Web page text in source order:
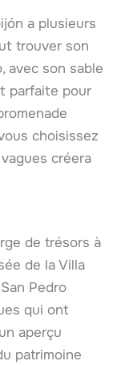
a plusieurs
trouver son
avec son sable
parfaite pour
choisissez
créera
de trésors à
de la Villa
Pedro
qui ont
aperçu
patrimoine